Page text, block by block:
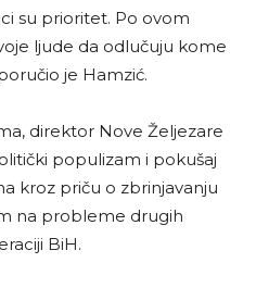
su prioritet. Po ovom
ljude da odlučuju kome
je Hamzić.
direktor Nove Željezare
populizam i pokušaj
kroz priču o zbrinjavanju
na probleme drugih
BiH.